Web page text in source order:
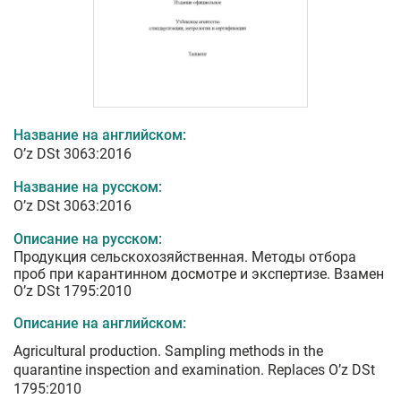
Название на английском:
O’z DSt 3063:2016
Название на русском:
O’z DSt 3063:2016
Описание на русском:
Продукция сельскохозяйственная. Методы отбора
проб при карантинном досмотре и экспертизе. Взамен
O’z DSt 1795:2010
Описание на английском:
Agricultural production. Sampling methods in the
quarantine inspection and examination. Replaces O’z DSt
1795:2010